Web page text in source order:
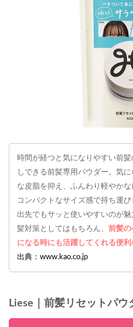
時間が経つと気になりやすい前
しできる前髪専用パウダー。気
な皮脂を抑え、ふんわり軽やかな
コンパクトなサイズ感で持ち運
出先でもサッと使いやすいのが
髪対策としてはもちろん、 前髪の
になる時にも活躍してくれる便利
出典：www.kao.co.jp
Liese｜前髪リセットパ